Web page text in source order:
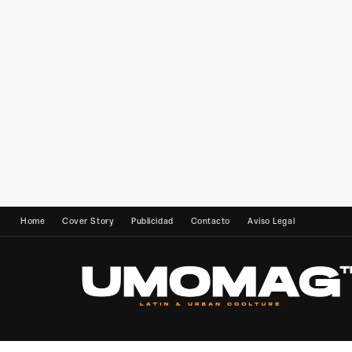
Home Cover Story Publicidad Contacto Aviso Legal